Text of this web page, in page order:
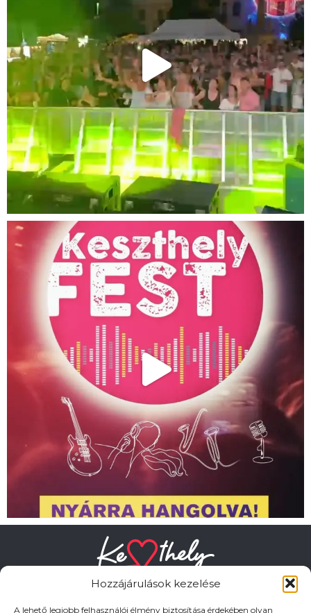
Hozzájárulások kezelése
A lehető legjobb felhasználói élmény biztosítása érdekében olyan